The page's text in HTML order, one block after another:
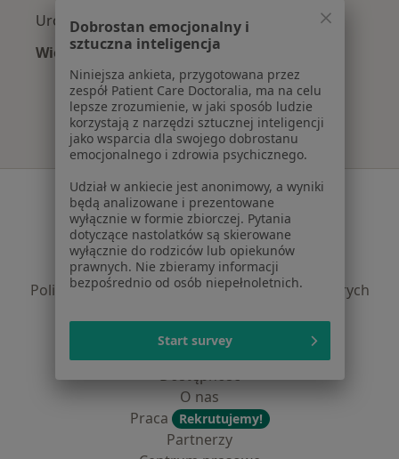
Urolodzy z Medicover w Chorzowie
Więcej (11)
Więcej w kategorii: Najpopularniejsze
Serwis
Regulamin
Polityka prywatności pacjentów
Polityka prywatności profesjonalistów
Polityka prywatności dla profesjonalistów, których
Polityka cookies
Jak działają wyniki wyszukiwania
Dostępność
O nas
Praca
Rekrutujemy!
Partnerzy
Dobrostan emocjonalny i
sztuczna inteligencja
Niniejsza ankieta, przygotowana przez
zespół Patient Care Doctoralia, ma na celu
lepsze zrozumienie, w jaki sposób ludzie
korzystają z narzędzi sztucznej inteligencji
jako wsparcia dla swojego dobrostanu
emocjonalnego i zdrowia psychicznego.
Udział w ankiecie jest anonimowy, a wyniki
będą analizowane i prezentowane
wyłącznie w formie zbiorczej. Pytania
dotyczące nastolatków są skierowane
wyłącznie do rodziców lub opiekunów
prawnych. Nie zbieramy informacji
bezpośrednio od osób niepełnoletnich.
Start survey